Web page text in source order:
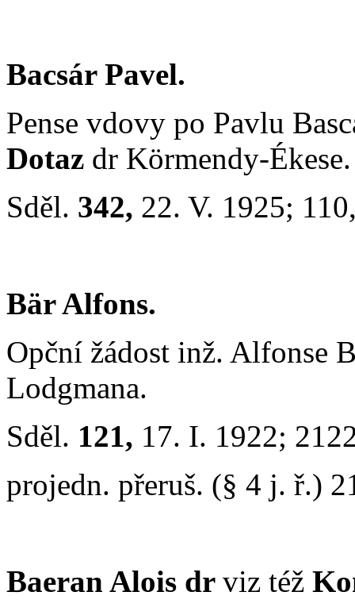
Bacsár Pavel.
Pense vdovy po Pavlu
Dotaz dr Körmendy-Ékese.
Sděl. 342, 22. V. 1925;
Bär Alfons.
Opční žádost inž. Alfonse
Lodgmana.
Sděl. 121, 17. I. 1922;
projedn. přeruš. (§ 4 j. ř.)
Baeran Alois dr viz též